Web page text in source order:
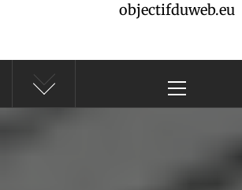
objectifduweb.eu
principal